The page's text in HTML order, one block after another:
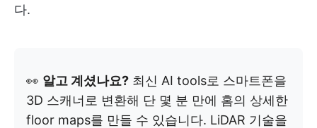
다.
👀 알고 계셨나요? 최신 AI tools로 스마트폰을
3D 스캐너로 변환해 단 몇 분 만에 홈의 상세한
floor maps를 만들 수 있습니다. LiDAR 기술을